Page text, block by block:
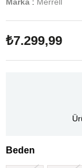
₺7.299,99
Beden